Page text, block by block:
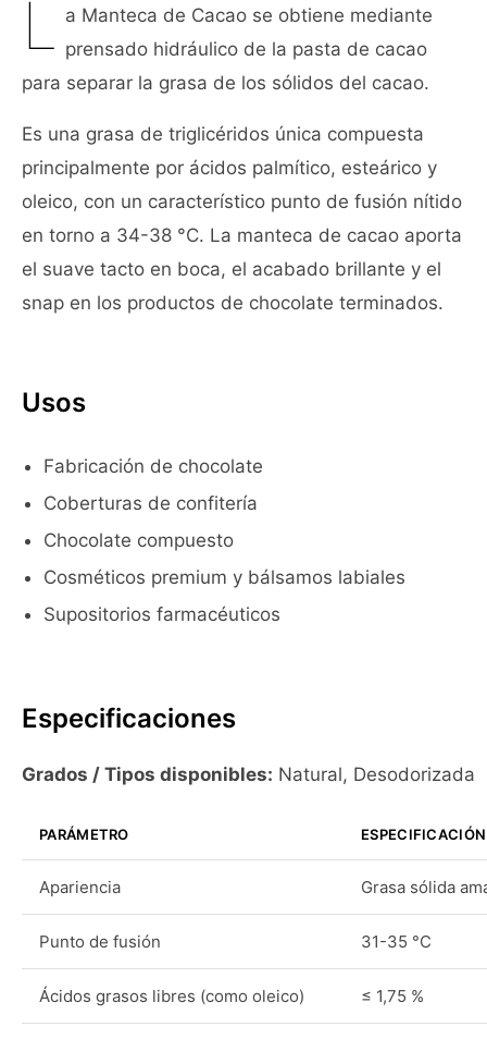
L a Manteca de Cacao se obtiene mediante
prensado hidráulico de la pasta de cacao
para separar la grasa de los sólidos del cacao.
Es una grasa de triglicéridos única compuesta
principalmente por ácidos palmítico, esteárico y
oleico, con un característico punto de fusión nítido
en torno a 34-38 °C. La manteca de cacao aporta
el suave tacto en boca, el acabado brillante y el
snap en los productos de chocolate terminados.
Usos
Fabricación de chocolate
Coberturas de confitería
Chocolate compuesto
Cosméticos premium y bálsamos labiales
Supositorios farmacéuticos
Especificaciones
Grados / Tipos disponibles: Natural, Desodorizada
PARÁMETRO ESPECIFICACIÓN
Apariencia Grasa sólida
Punto de fusión 31-35 °C
Ácidos grasos libres (como oleico) ≤ 1,75 %